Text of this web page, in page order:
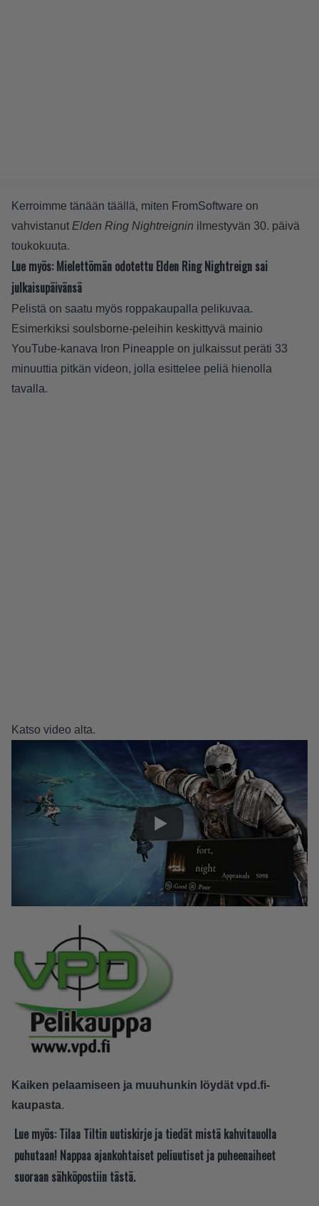
Kerroimme tänään täällä, miten FromSoftware on
vahvistanut Elden Ring Nightreignin ilmestyvän 30. päivä
toukokuuta.
Lue myös: Mielettömän odotettu Elden Ring Nightreign sai
julkaisupäivänsä
Pelistä on saatu myös roppakaupalla pelikuvaa.
Esimerkiksi soulsborne-peleihin keskittyvä mainio
YouTube-kanava Iron Pineapple on julkaissut peräti 33
minuuttia pitkän videon, jolla esittelee peliä hienolla
tavalla.
Katso video alta.
Kaiken pelaamiseen ja muuhunkin löydät vpd.fi-
kaupasta.
Lue myös: Tilaa Tiltin uutiskirje ja tiedät mistä kahvitauolla
puhutaan! Nappaa ajankohtaiset peliuutiset ja puheenaiheet
suoraan sähköpostiin tästä.